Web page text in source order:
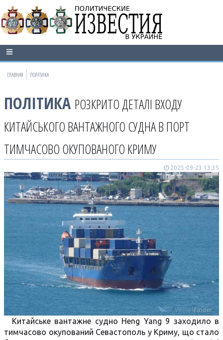
ГЛАВНАЯ ПОЛІТИКА
ПОЛІТИКА РОЗКРИТО ДЕТАЛІ ВХОДУ
КИТАЙСЬКОГО ВАНТАЖНОГО СУДНА В ПОРТ
ТИМЧАСОВО ОКУПОВАНОГО КРИМУ
2025-09-23 13:35
Китайське вантажне судно Heng Yang 9 заходило в
тимчасово окупований Севастополь у Криму, що стало